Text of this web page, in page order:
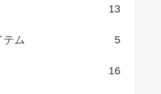
13
テム 5
16